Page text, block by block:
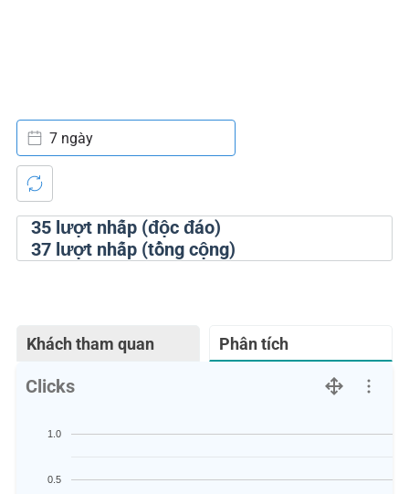
35lượt nhấp (độc đáo)
37lượt nhấp (tổng cộng)
7 ngày
Khách tham quan Phân tích
Clicks
0.5
1.0